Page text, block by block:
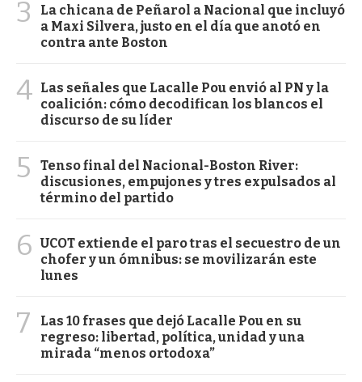
3
La chicana de Peñarol a Nacional que incluyó
a Maxi Silvera, justo en el día que anotó en
contra ante Boston
4 Las señales que Lacalle Pou envió al PN y la
coalición: cómo decodifican los blancos el
discurso de su líder
5
Tenso final del Nacional-Boston River:
discusiones, empujones y tres expulsados al
término del partido
6 UCOT extiende el paro tras el secuestro de un
chofer y un ómnibus: se movilizarán este
lunes
7
Las 10 frases que dejó Lacalle Pou en su
regreso: libertad, política, unidad y una
mirada “menos ortodoxa”